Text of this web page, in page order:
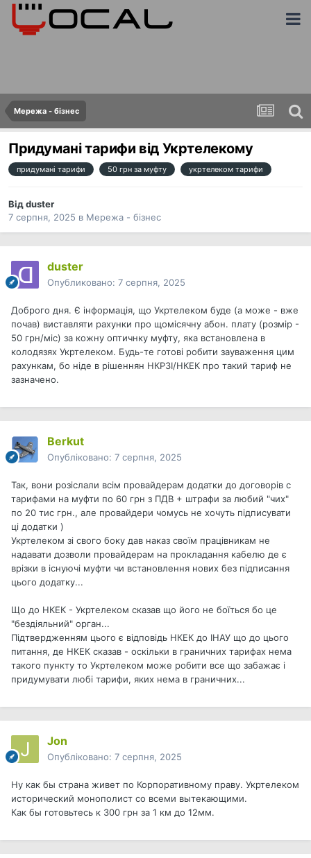
Мережа - бізнес
Придумані тарифи від Укртелекому
придумані тарифи 50 грн за муфту укртелеком тарифи
Відduster
7 серпня, 2025 в Мережа - бізнес
duster
Опубликовано: 7 серпня, 2025
Доброго дня. Є інформація, що Укртелеком буде (а може - вже
почав) виставляти рахунки про щомісячну абон. плату (розмір -
50 грн/міс) за кожну оптичнку муфту, яка встановлена в
колодязях Укртелеком. Будь-те готові робити зауваження цим
рахункам, бо ніде в рішеннян НКРЗІ/НКЕК про такий тариф не
зазначено.
Berkut
Опубліковано: 7 серпня, 2025
Так, вони розіслали всім провайдерам додатки до договорів с
тарифами на муфти по 60 грн з ПДВ + штрафи за любий "чих"
по 20 тис грн., але провайдери чомусь не хочуть підписувати
ці додатки )
Укртелеком зі свого боку дав наказ своїм працівникам не
надавати дозволи провайдерам на прокладання кабелю де є
врізки в існуючі муфти чи встановлення нових без підписання
цього додатку...
Що до НКЕК - Укртелеком сказав що його не боїться бо це
"бездіяльний" орган...
Підтвердженням цього є відповідь НКЕК до ІНАУ що до цього
питання, де НКЕК сказав - оскільки в граничних тарифах нема
такого пункту то Укртелеком може робити все що забажає і
придумувати любі тарифи, яких нема в граничних...
Jon
Опубліковано: 7 серпня, 2025
Ну как бы страна живет по Корпоративному праву. Укртелеком
исторический монополист со всеми вытекающими.
Как бы готовьтесь к 300 грн за 1 км до 12мм.